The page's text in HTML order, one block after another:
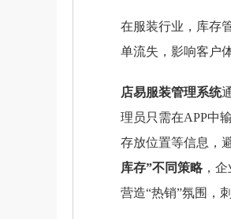
在服装行业，库存
单流失，影响客户
店易服装管理系统
理员只需在APP中
存放位置等信息，
库存”不同策略，企
营造“热销”氛围，